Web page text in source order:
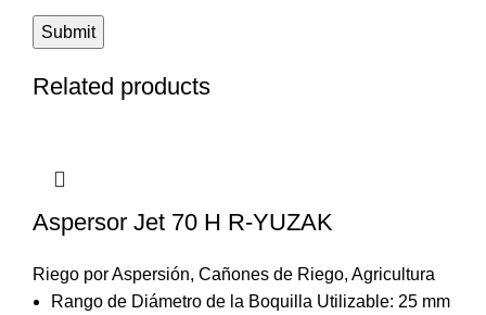
Related products
Aspersor Jet 70 H R-YUZAK
Riego por Aspersión, Cañones de Riego, Agricultura
Rango de Diámetro de la Boquilla Utilizable: 25 mm